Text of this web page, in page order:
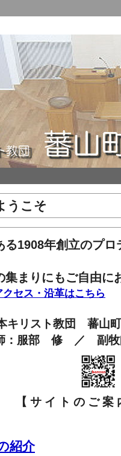
うこそ
る1908年創立のプ
集まりにもご自由に
セス・沿革はこちら
キリスト教団 蕃山
：服部 修 ／ 副牧
の ご 案 内
紹介